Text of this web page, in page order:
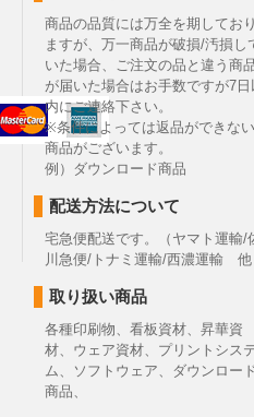
商品の品質には万全を期してお
ますが、万一商品が破損/汚損し
いた場合、ご注文の品と違う商
が届いた場合はお手数ですが7日
内にご連絡下さい。
※条件によっては返品ができない
商品がございます。
例）ダウンロード商品
配送方法について
宅急便配送です。（ヤマト運輸/
川急便/トナミ運輸/西濃運輸 他
取り扱い商品
各種印刷物、看板資材、昇華資
材、ウェア資材、プリントシス
ム、ソフトウェア、ダウンロー
商品、